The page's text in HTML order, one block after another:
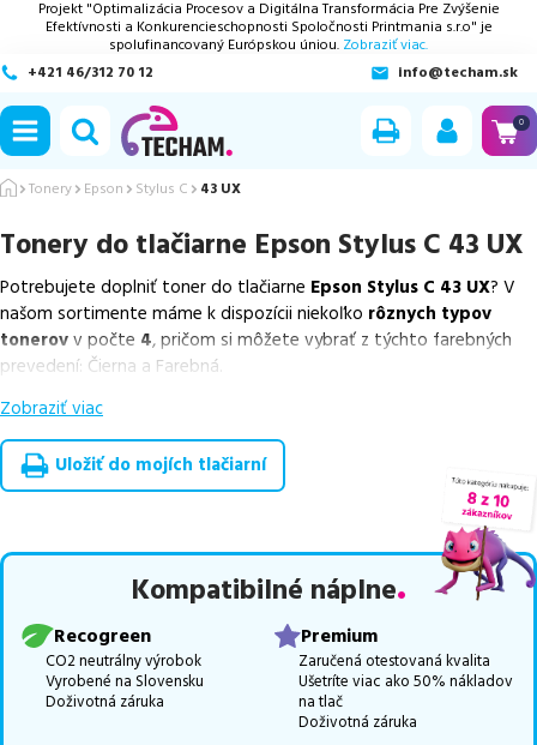
Projekt "Optimalizácia Procesov a Digitálna Transformácia Pre Zvýšenie
Efektívnosti a Konkurencieschopnosti Spoločnosti Printmania s.r.o" je
spolufinancovaný Európskou úniou. Zobraziť viac.
+421 46/312 70 12
info@techam.sk
0
Tonery Epson Stylus C 43 UX
Tonery do tlačiarne Epson Stylus C 43 UX
Potrebujete doplniť toner do tlačiarne Epson Stylus C 43 UX? V
našom sortimente máme k dispozícii niekoľko rôznych typov
tonerovv počte 4, pričom si môžete vybrať z týchto farebných
prevedení: Čierna a Farebná.
Z uvedeného množstva dostupných náplní
náplnev počte2ks, ako ajcenovo výhodnejšie alternatívy,
ktoré plne zachovávajú kvalitu tlače
overené náhrady v rôznych triedach
, medzi ktoré patríšpičková
Celá táto certifikovaná ponuka, spĺňajúca normy ISO 9001 a 14001,
zaručuje bezproblémovú tlač.Najlacnejší produktu nás nájdete
Vieme, že pri nákupe zohráva dôležitú úlohu aj dostupnosť. Preto
sa snažímepravidelne naskladňovať produkty, aby boli ihneď k
dispozícii na odoslanie.
Aktuálne máme k tejto tlačiarni
Zobraziť viac
Uložiť do mojích tlačiarní
Kompatibilné náplne
Recogreen
CO2 neutrálny výrobok
Vyrobené na Slovensku
Doživotná záruka
Premium
Zaručená otestovaná kvalita
Ušetríte viac ako 50% nákladov
na tlač
Doživotná záruka